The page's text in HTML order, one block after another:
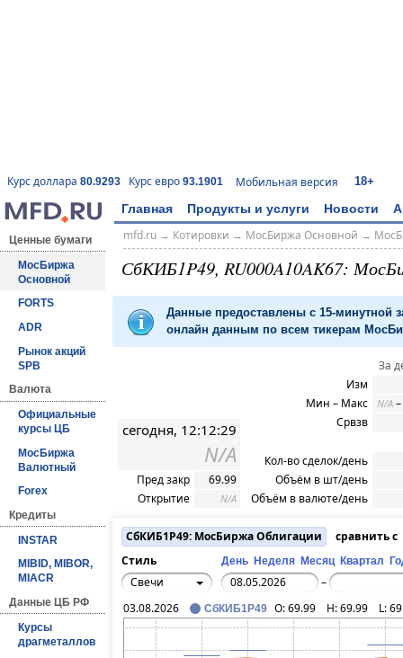
Курс доллара 80.9293 Курс евро 93.1901 Мобильная версия 18+
Главная Продукты и услуги Новости
Ценные бумаги
МосБиржа
Основной
FORTS
ADR
Рынок акций
SPB
Валюта
Официальные
курсы ЦБ
МосБиржа
Валютный
Forex
Кредиты
INSTAR
MIBID, MIBOR,
MIACR
Данные ЦБ РФ
Курсы
драгметаллов
mfd.ru→ Котировки → МосБиржа Основной →
СбКИБ1P49, RU000A10AK67:
Данные предоставлены с 15-минутной
онлайн данным по всем тикерам
сегодня, 12:12:29
N/A
Пред закр
69.99
Открытие
N/A
За
Изм
Мин – Макс
N/A –
Срвзв
Кол-во сделок/день
Объём в шт/день
Объём в валюте/день
СбКИБ1P49: МосБиржа Облигации
сравнить с
Стиль
День Неделя Месяц Квартал
Свечи
–
03.08.2026
СбКИБ1P49 O:69.99 H:69.99 L: